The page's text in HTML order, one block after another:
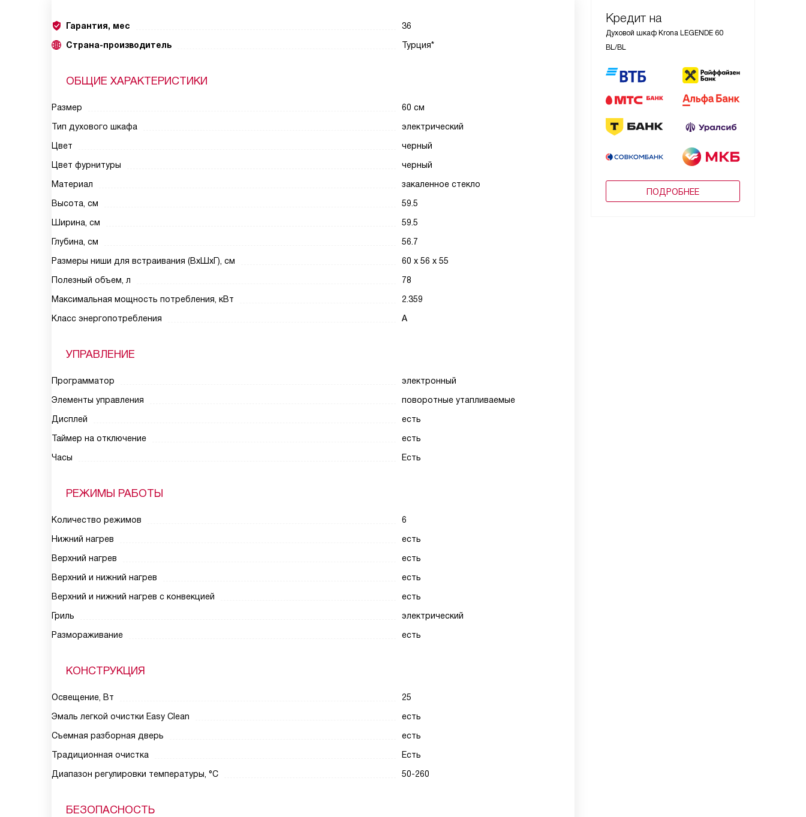
Кредит на
Духовой шкаф Krona LEGENDE 60
BL/BL
ПОДРОБНЕЕ
Гарантия, мес
36
Страна-производитель
Турция*
ОБЩИЕ ХАРАКТЕРИСТИКИ
Размер
60 см
Тип духового шкафа
электрический
Цвет
черный
Цвет фурнитуры
черный
Материал
закаленное стекло
Высота, см
59.5
Ширина, см
59.5
Глубина, см
56.7
Размеры ниши для встраивания (ВхШхГ), см
60 х 56 х 55
Полезный объем, л
78
Максимальная мощность потребления, кВт
2.359
Класс энергопотребления
A
УПРАВЛЕНИЕ
Программатор
электронный
Элементы управления
поворотные утапливаемые
Дисплей
есть
Таймер на отключение
есть
Часы
Есть
РЕЖИМЫ РАБОТЫ
Количество режимов
6
Нижний нагрев
есть
Верхний нагрев
есть
Верхний и нижний нагрев
есть
Верхний и нижний нагрев с конвекцией
есть
Гриль
электрический
Размораживание
есть
КОНСТРУКЦИЯ
Освещение, Вт
25
Эмаль легкой очистки Easy Clean
есть
Съемная разборная дверь
есть
Традиционная очистка
Есть
Диапазон регулировки температуры, °С
50-260
БЕЗОПАСНОСТЬ